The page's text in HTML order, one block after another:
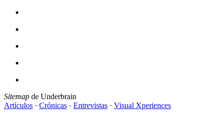
Sitemap de Underbrain
Artículos · Crónicas · Entrevistas · Visual Xperiences